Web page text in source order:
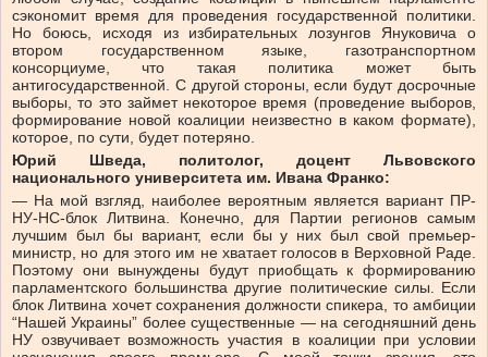
сэкономит время для проведения государственной политики.
Но боюсь, исходя из избирательных лозунгов Януковича о
втором государственном языке, газотранспортном
консорциуме, что такая политика может быть
антигосударственной. С другой стороны, если будут досрочные
выборы, то это займет некоторое время (проведение выборов,
формирование новой коалиции неизвестно в каком формате),
которое, по сути, будет потеряно.
Юрий Шведа, политолог, доцент Львовского
национального университета им. Ивана Франко:
— На мой взгляд, наиболее вероятным является вариант ПР-
НУ-НС-блок Литвина. Конечно, для Партии регионов самым
лучшим был бы вариант, если бы у них был свой премьер-
министр, но для этого им не хватает голосов в Верховной Раде.
Поэтому они вынуждены будут приобщать к формированию
парламентского большинства другие политические силы. Если
блок Литвина хочет сохранения должности спикера, то амбиции
“Нашей Украины” более существенные — на сегодняшний день
НУ озвучивает возможность участия в коалиции при условии